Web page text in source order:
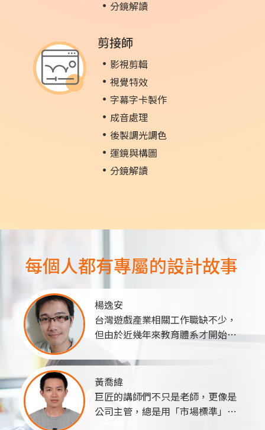
分鏡解讀
剪接師
影視剪輯
視覺特效
字幕字卡製作
成音處理
後製調光調色
運鏡與構圖
分鏡解讀
每個人都有專屬的設計故事
楊逸安
台灣遊戲產業相關工作職缺不少，
但由於近幾年來教育體系才開始有
口很大。再者，學校培育出來的學
生，跟業界所要求的能力不一定能
夠直接接軌。因此，想要進入遊戲
產業，靠著相關認證加持絕不比相
黃喬緯
巨匠的講師們不只是老師，更像是
公司主管，總是用「市場標準」去